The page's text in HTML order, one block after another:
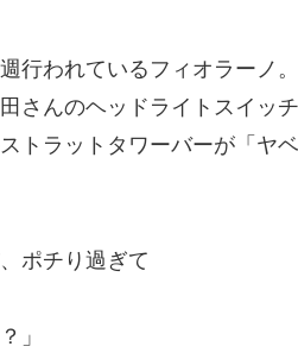
行われているフィオラーノ
さんのヘッドライトスイッ
トラットタワーバーが「ヤ
ポチり過ぎて
」